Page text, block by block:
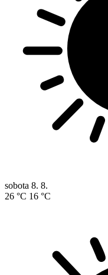
sobota 8. 8.
26 °C 16 °C